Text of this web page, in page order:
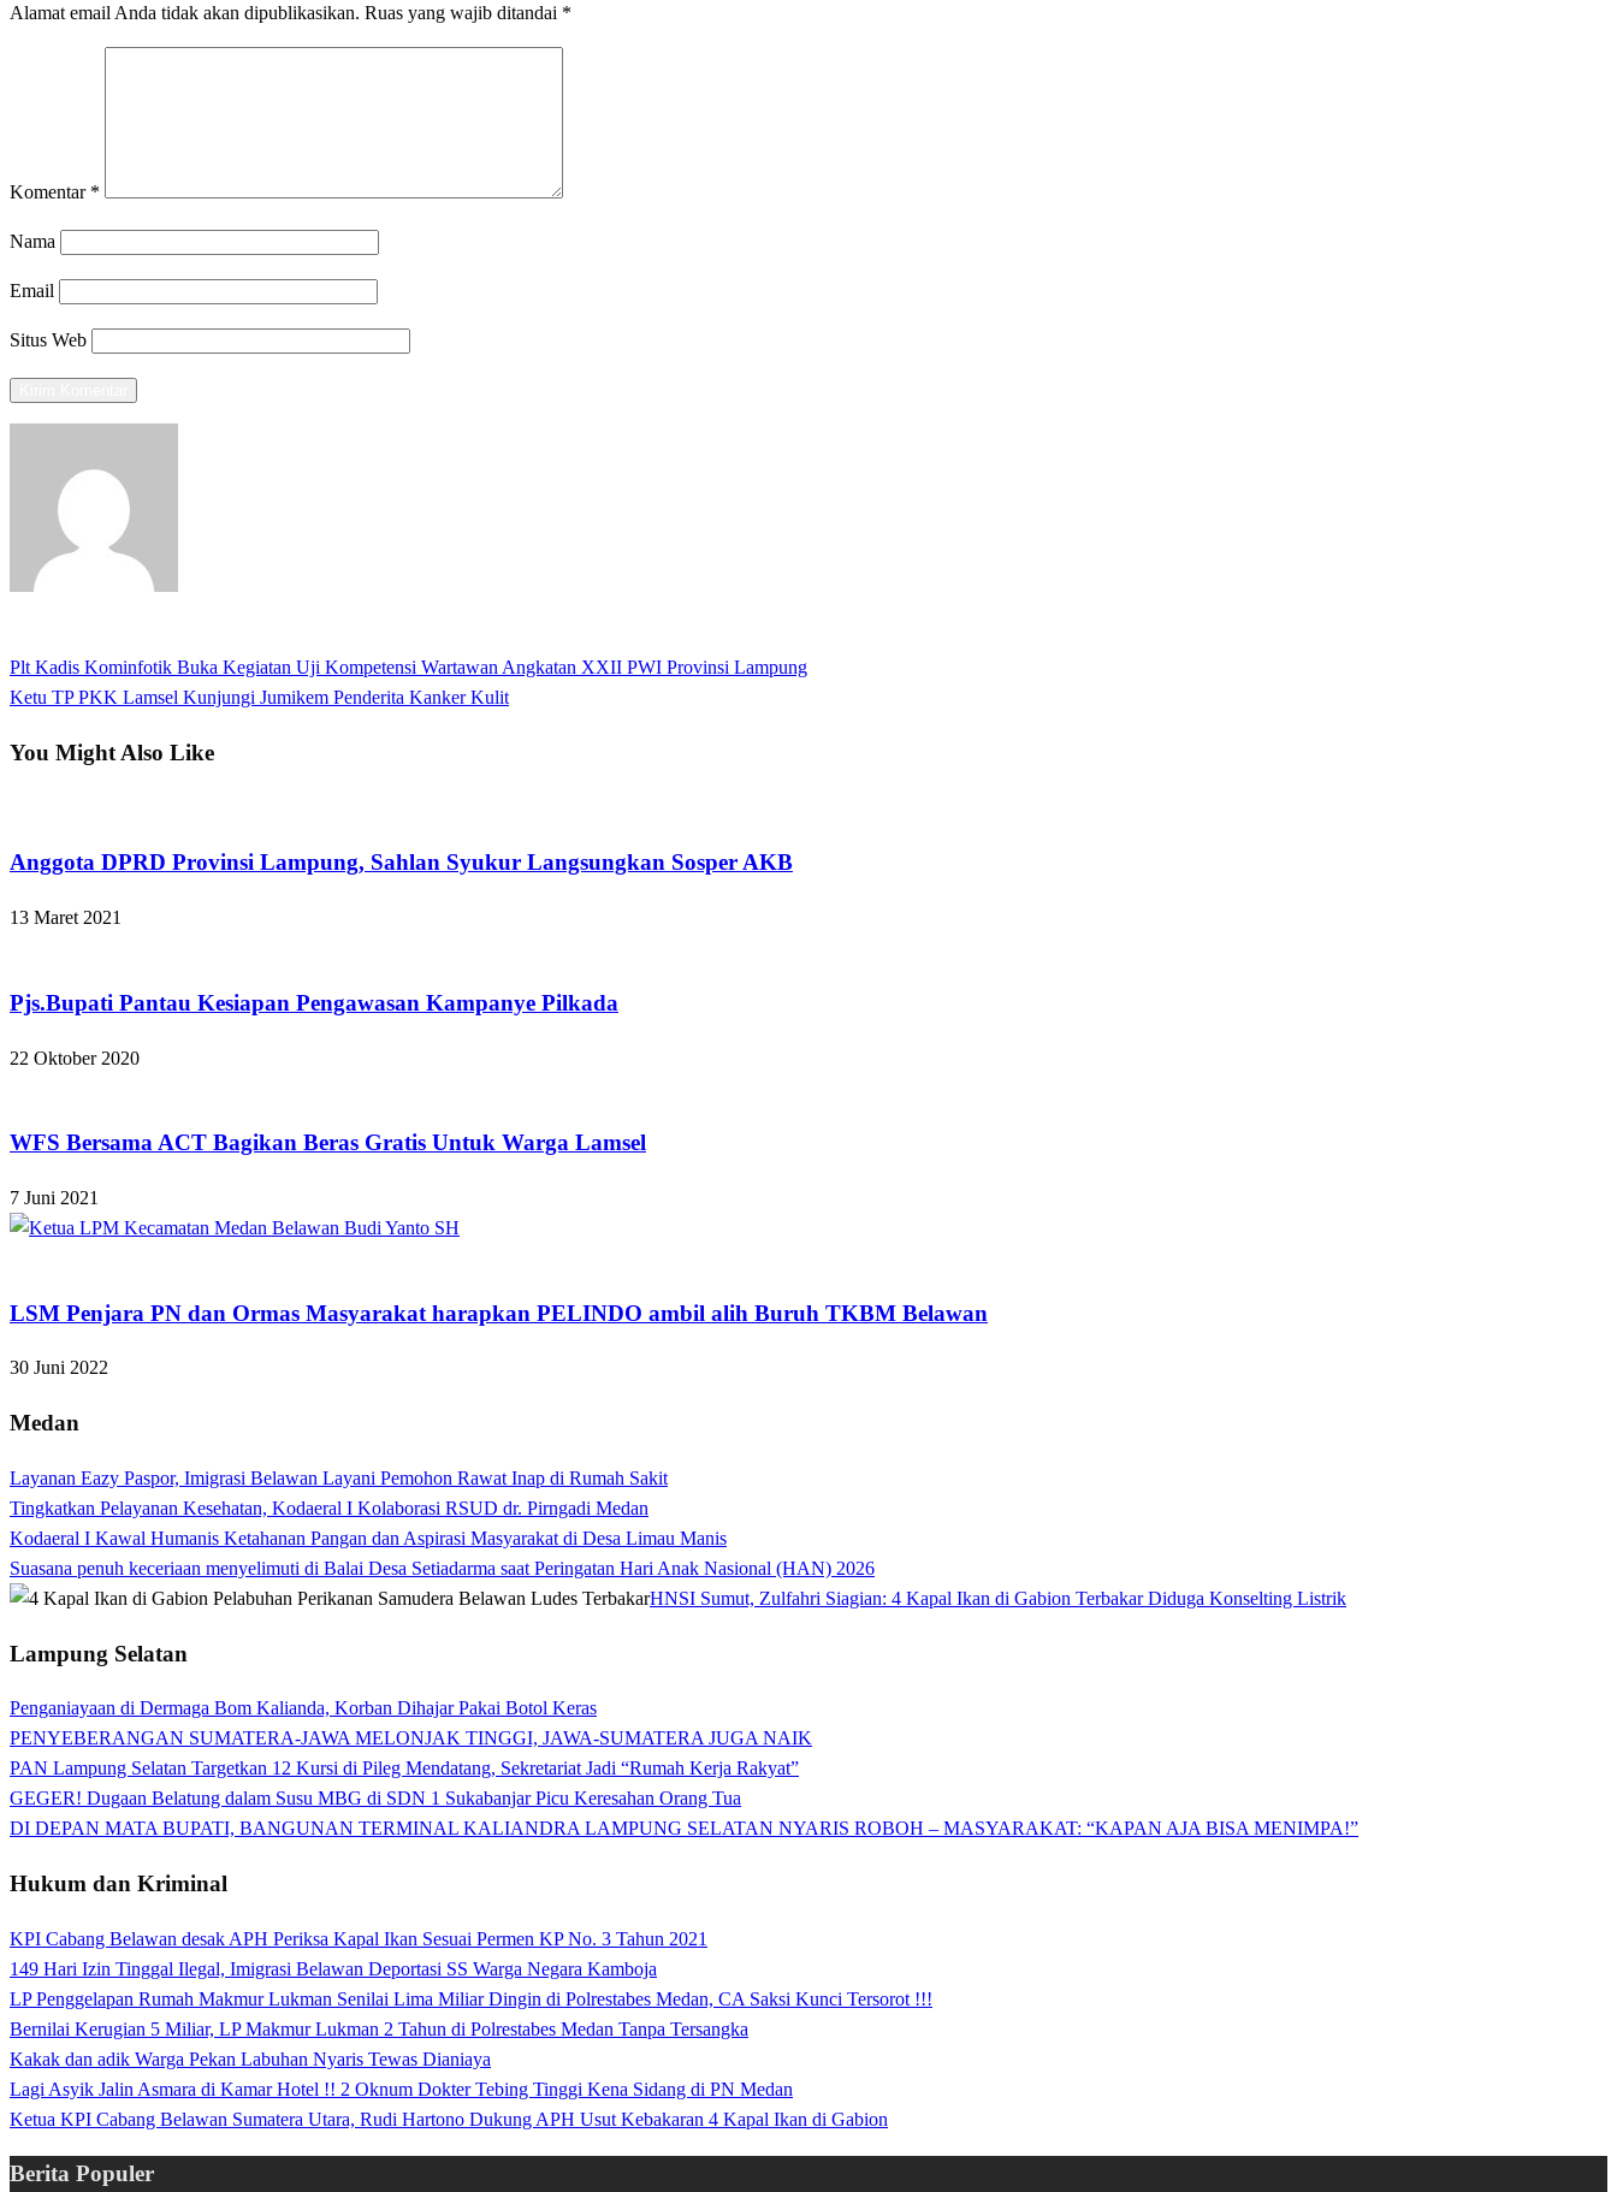
Alamat email Anda tidak akan dipublikasikan. Ruas yang wajib ditandai *
Komentar *
Nama
Email
Situs Web
Navigasi
Previous
Post
Plt Kadis Kominfotik Buka Kegiatan Uji Kompetensi Wartawan Angkatan XXII PWI Provinsi Lampung
Next
Ketu TP PKK Lamsel Kunjungi Jumikem Penderita Kanker Kulit
You Might Also Like
Anggota DPRD Provinsi Lampung, Sahlan Syukur Langsungkan Sosper AKB
13 Maret 2021
Pjs.Bupati Pantau Kesiapan Pengawasan Kampanye Pilkada
22 Oktober 2020
WFS Bersama ACT Bagikan Beras Gratis Untuk Warga Lamsel
7 Juni 2021
LSM Penjara PN dan Ormas Masyarakat harapkan PELINDO ambil alih Buruh TKBM Belawan
30 Juni 2022
Medan
Layanan Eazy Paspor, Imigrasi Belawan Layani Pemohon Rawat Inap di Rumah Sakit
Tingkatkan Pelayanan Kesehatan, Kodaeral I Kolaborasi RSUD dr. Pirngadi Medan‎
Kodaeral I Kawal Humanis Ketahanan Pangan dan Aspirasi Masyarakat di Desa Limau Manis
Suasana penuh keceriaan menyelimuti di Balai Desa Setiadarma saat Peringatan Hari Anak Nasional (HAN) 2026
HNSI Sumut, Zulfahri Siagian: 4 Kapal Ikan di Gabion Terbakar Diduga Konselting Listrik
Lampung Selatan
Penganiayaan di Dermaga Bom Kalianda, Korban Dihajar Pakai Botol Keras
PENYEBERANGAN SUMATERA-JAWA MELONJAK TINGGI, JAWA-SUMATERA JUGA NAIK
PAN Lampung Selatan Targetkan 12 Kursi di Pileg Mendatang, Sekretariat Jadi “Rumah Kerja Rakyat”
GEGER! Dugaan Belatung dalam Susu MBG di SDN 1 Sukabanjar Picu Keresahan Orang Tua
DI DEPAN MATA BUPATI, BANGUNAN TERMINAL KALIANDRA LAMPUNG SELATAN NYARIS ROBOH – MASYARAKAT: “KAPAN AJA BISA MENIMPA!”
Hukum dan Kriminal
KPI Cabang Belawan desak APH Periksa Kapal Ikan Sesuai Permen KP No. 3 Tahun 2021
149 Hari Izin Tinggal Ilegal, Imigrasi Belawan Deportasi SS Warga Negara Kamboja
LP Penggelapan Rumah Makmur Lukman Senilai Lima Miliar Dingin di Polrestabes Medan, CA Saksi Kunci Tersorot !!!
Bernilai Kerugian 5 Miliar, LP Makmur Lukman 2 Tahun di Polrestabes Medan Tanpa Tersangka
Kakak dan adik Warga Pekan Labuhan Nyaris Tewas Dianiaya
Lagi Asyik Jalin Asmara di Kamar Hotel !! 2 Oknum Dokter Tebing Tinggi Kena Sidang di PN Medan
Ketua KPI Cabang Belawan Sumatera Utara, Rudi Hartono Dukung APH Usut Kebakaran 4 Kapal Ikan di Gabion
Berita Populer